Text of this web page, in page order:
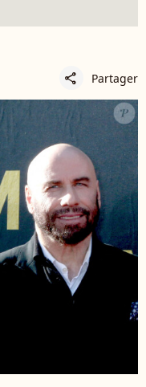
share Partager